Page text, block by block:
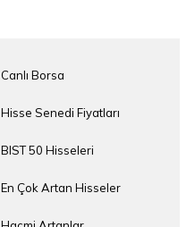
Canlı Borsa
Hisse Senedi Fiyatları
BIST 50 Hisseleri
En Çok Artan Hisseler